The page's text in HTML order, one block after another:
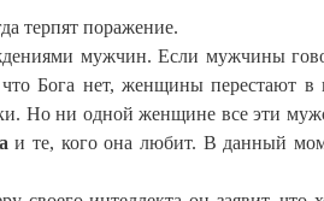
терпят поражение.
мужчин. Если мужчины
Бога нет, женщины перестают в
Но ни одной женщине все эти
и те, кого она любит. В данный